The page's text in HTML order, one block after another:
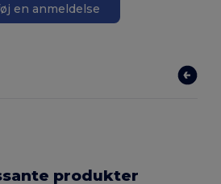
en anmeldelse
produkter